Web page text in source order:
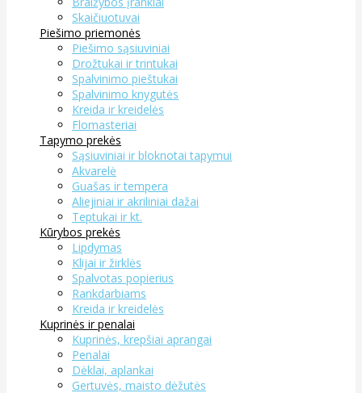
Skaičiuotuvai
Piešimo priemonės
Piešimo sąsiuviniai
Drožtukai ir trintukai
Spalvinimo pieštukai
Spalvinimo knygutės
Kreida ir kreidelės
Flomasteriai
Tapymo prekės
Sąsiuviniai ir bloknotai tapymui
Akvarelė
Guašas ir tempera
Aliejiniai ir akriliniai dažai
Teptukai ir kt.
Kūrybos prekės
Lipdymas
Klijai ir žirklės
Spalvotas popierius
Rankdarbiams
Kreida ir kreidelės
Kuprinės ir penalai
Kuprinės, krepšiai aprangai
Penalai
Dėklai, aplankai
Gertuvės, maisto dėžutės